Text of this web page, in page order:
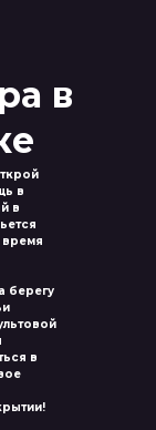
в
в
в
время
берегу
в